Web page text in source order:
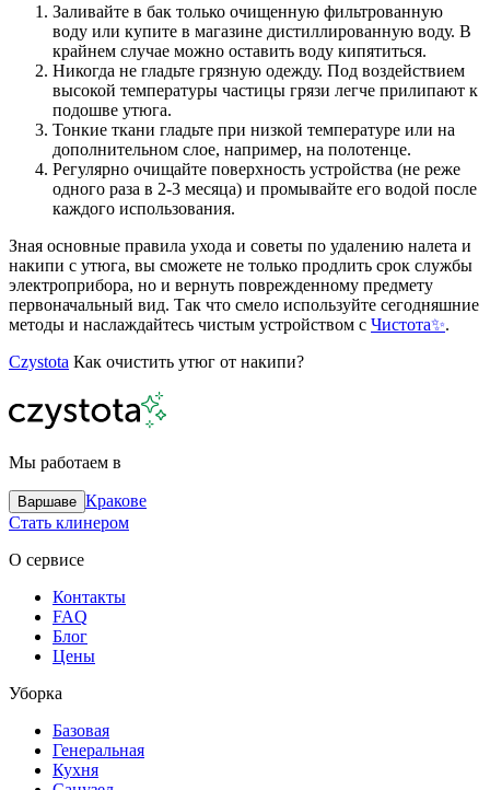
Заливайте в бак только очищенную фильтрованную
воду или купите в магазине дистиллированную воду. В
крайнем случае можно оставить воду кипятиться.
Никогда не гладьте грязную одежду. Под воздействием
высокой температуры частицы грязи легче прилипают к
подошве утюга.
Тонкие ткани гладьте при низкой температуре или на
дополнительном слое, например, на полотенце.
Регулярно очищайте поверхность устройства (не реже
одного раза в 2-3 месяца) и промывайте его водой после
каждого использования.
Зная основные правила ухода и советы по удалению налета и
накипи с утюга, вы сможете не только продлить срок службы
электроприбора, но и вернуть поврежденному предмету
первоначальный вид. Так что смело используйте сегодняшние
методы и наслаждайтесь чистым устройством с Чистота✨.
Czystota Как очистить утюг от накипи?
Мы работаем в
Варшаве Кракове
Стать клинером
О сервисе
Контакты
FAQ
Блог
Цены
Уборка
Базовая
Генеральная
Кухня